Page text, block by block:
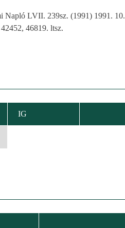
Napló LVII. 239sz. (1991) 1991. 10.
46819. ltsz.
IG